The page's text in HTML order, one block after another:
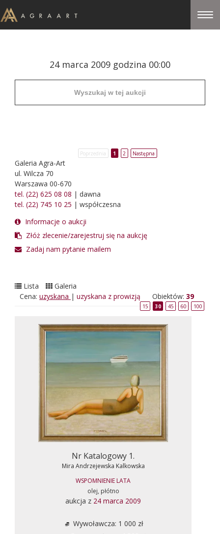
24 marca 2009 godzina 00:00
Poprzednia 1 2 Następna
Galeria Agra-Art
ul. Wilcza 70
Warszawa 00-670
tel. (22) 625 08 08 | dawna
tel. (22) 745 10 25 | współczesna
Informacje o aukcji
Złóż zlecenie/zarejestruj się na aukcję
Zadaj nam pytanie mailem
Lista
Galeria
Cena: uzyskana | uzyskana z prowizją Obiektów: 39
15 30 45 60 100
Nr Katalogowy 1.
Mira Andrzejewska Kalkowska
WSPOMNIENIE LATA
olej, płótno
aukcja z 24 marca 2009
Wywoławcza: 1 000 zł